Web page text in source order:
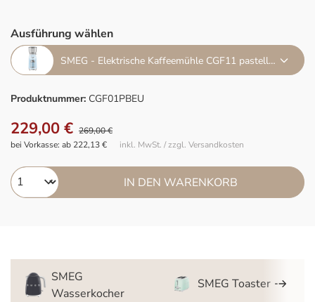
Ausführung wählen
SMEG - Elektrische Kaffeemühle CGF11 pastellblau
Produktnummer: CGF01PBEU
229,00 € 269,00 €
inkl. MwSt. / zzgl. Versandkosten
bei Vorkasse: ab 222,13 €
IN DEN WARENKORB
SMEG
Wasserkocher
SMEG Toaster